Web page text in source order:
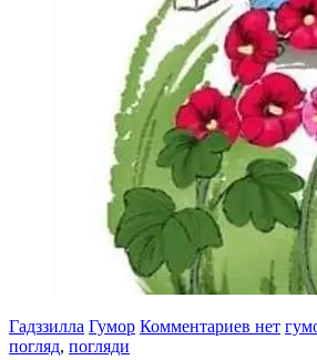
Гадззилла Гумор Комментариев нет
погляд, погляди